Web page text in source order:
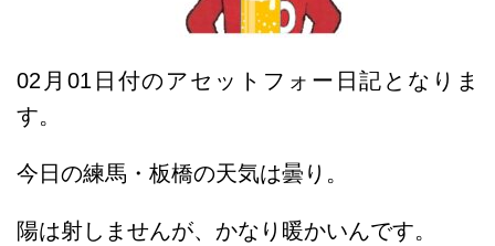
02 月01 日付のアセットフォー日記となりま
す。
今日の練馬・板橋の天気は曇り。
陽は射しませんが、かなり暖かいんです。